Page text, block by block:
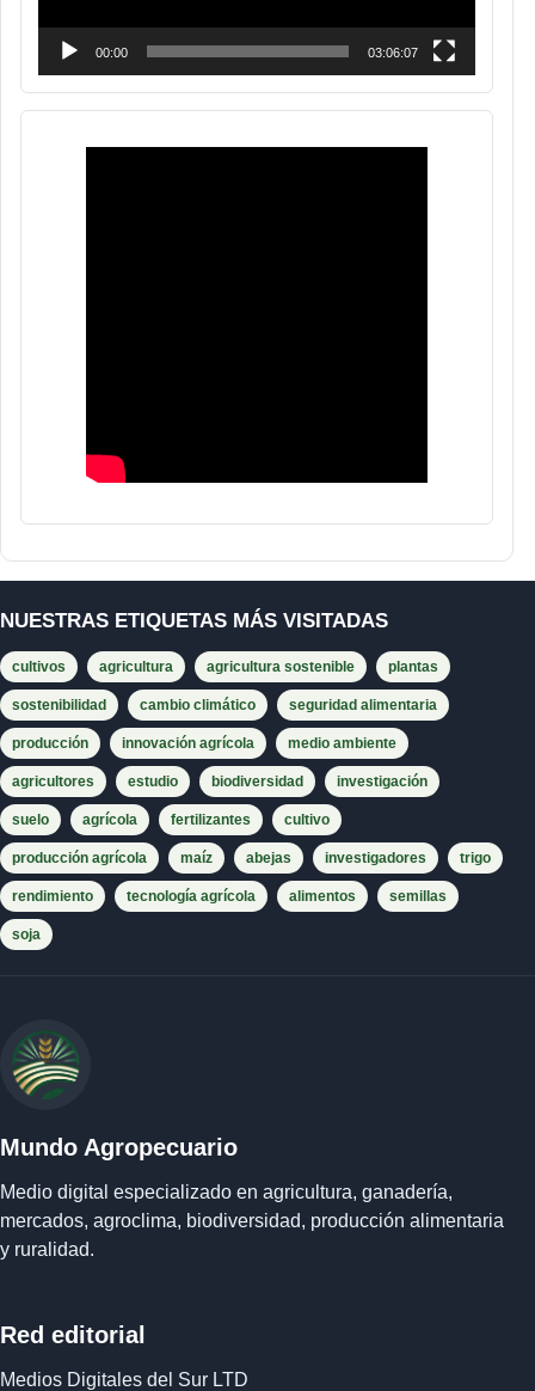
00:00 03:06:07
NUESTRAS ETIQUETAS MÁS VISITADAS
cultivos agricultura agricultura sostenible plantas
sostenibilidad cambio climático seguridad alimentaria
producción innovación agrícola medio ambiente
agricultores estudio biodiversidad investigación
suelo agrícola fertilizantes cultivo
producción agrícola maíz abejas investigadores trigo
rendimiento tecnología agrícola alimentos semillas
soja
Mundo Agropecuario
Medio digital especializado en agricultura, ganadería,
mercados, agroclima, biodiversidad, producción alimentaria
y ruralidad.
Red editorial
Medios Digitales del Sur LTD